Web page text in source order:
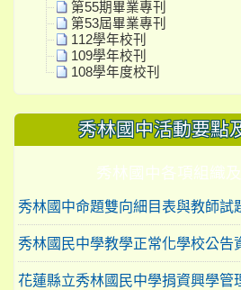
第55期畢業專刊
第53屆畢業專刊
112學年校刊
109學年校刊
108學年度校刊
秀林國中活動要點
秀林國中各項組織
秀林國中命題雙向細目表與教師試
秀林國民中學教學正常化學校公告
花蓮縣立秀林國民中學捐資興學管